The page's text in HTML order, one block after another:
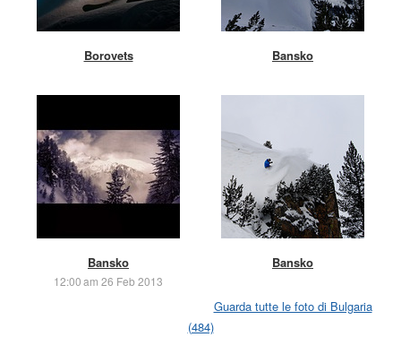
Borovets Bansko
Bansko
12:00 am 26 Feb 2013
Bansko
Guarda tutte le foto di Bulgaria
(484)